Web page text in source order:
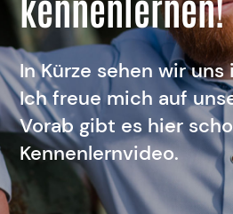
In Kürze sehen wir
Ich freue mich auf
Vorab gibt es hier
Kennenlernvideo.